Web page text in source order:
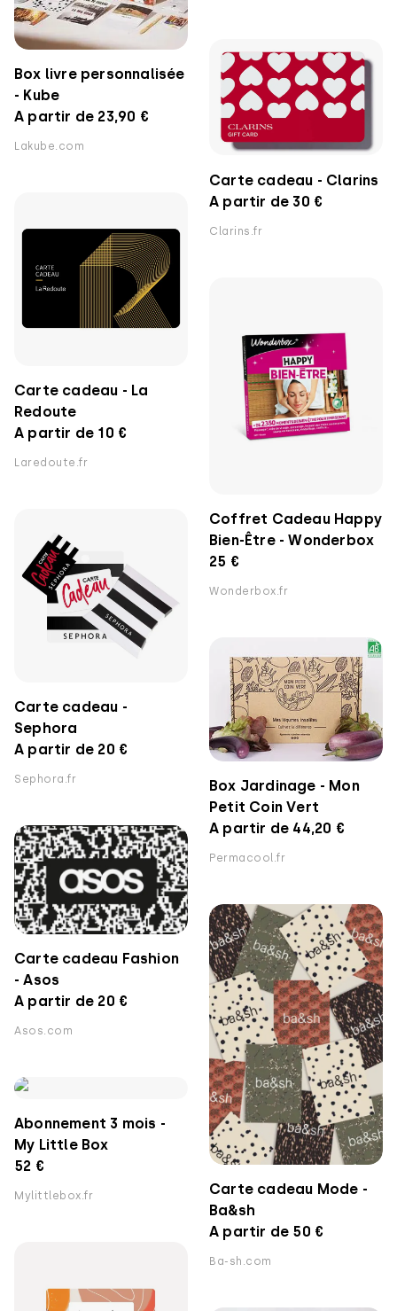
Box livre personnalisée
- Kube
A partir de 23,90 €
Lakube.com
Carte cadeau - Clarins
A partir de 30 €
Clarins.fr
Carte cadeau - La
Redoute
A partir de 10 €
Laredoute.fr
Coffret Cadeau Happy
Bien-Être - Wonderbox
25 €
Wonderbox.fr
Carte cadeau -
Sephora
A partir de 20 €
Sephora.fr
Box Jardinage - Mon
Petit Coin Vert
A partir de 44,20 €
Permacool.fr
Carte cadeau Fashion
- Asos
A partir de 20 €
Asos.com
Carte cadeau Mode -
Ba&sh
A partir de 50 €
Ba-sh.com
Abonnement 3 mois -
My Little Box
52 €
Mylittlebox.fr